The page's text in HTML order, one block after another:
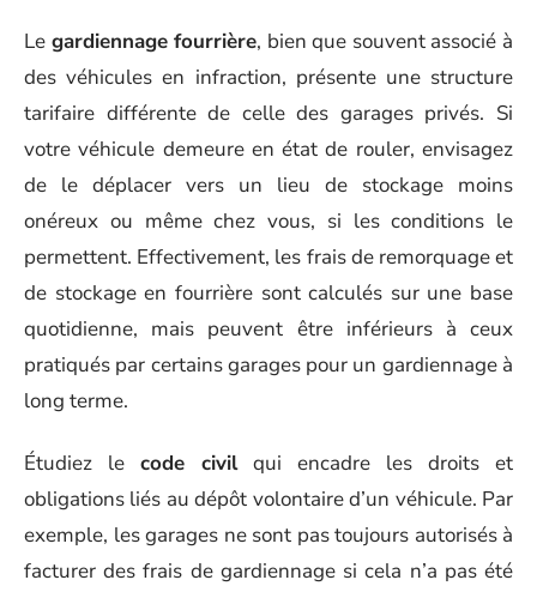
Le gardiennage fourrière, bien que souvent associé à
des véhicules en infraction, présente une structure
tarifaire différente de celle des garages privés. Si
votre véhicule demeure en état de rouler, envisagez
de le déplacer vers un lieu de stockage moins
onéreux ou même chez vous, si les conditions le
permettent. Effectivement, les frais de remorquage et
de stockage en fourrière sont calculés sur une base
quotidienne, mais peuvent être inférieurs à ceux
pratiqués par certains garages pour un gardiennage à
long terme.
Étudiez le code civilqui encadre les droits et
obligations liés au dépôt volontaire d’un véhicule. Par
exemple, les garages ne sont pas toujours autorisés à
facturer des frais de gardiennage si cela n’a pas été